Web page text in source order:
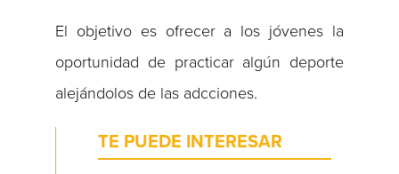
El objetivo es ofrecer a los jóvenes la
oportunidad de practicar algún deporte
alejándolos de las adcciones.
TE PUEDE INTERESAR